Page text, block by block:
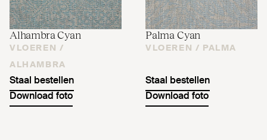
Alhambra Cyan
VLOEREN /
ALHAMBRA
Staal bestellen
Download foto
Palma Cyan
VLOEREN / PALMA
Staal bestellen
Download foto